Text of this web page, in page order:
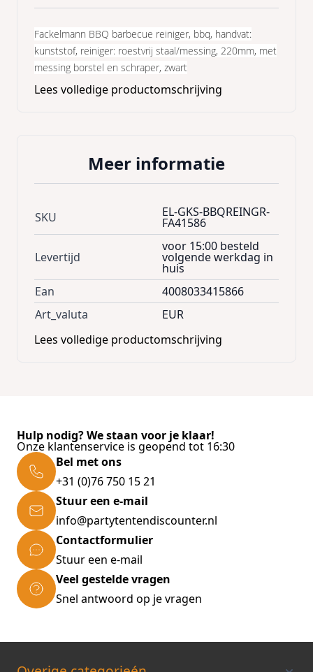
Fackelmann BBQ barbecue reiniger, bbq, handvat:
kunststof, reiniger: roestvrij staal/messing, 220mm, met
messing borstel en schraper, zwart
Lees volledige productomschrijving
Meer informatie
SKU EL-GKS-BBQREINGR-
FA41586
Levertijd
voor 15:00 besteld
volgende werkdag in
huis
Ean
4008033415866
Art_valuta
EUR
Lees volledige productomschrijving
Hulp nodig? We staan voor je klaar!
Onze klantenservice is geopend tot 16:30
Bel met ons
+31 (0)76 750 15 21
Stuur een e-mail
info@partytentendiscounter.nl
Contactformulier
Stuur een e-mail
Veel gestelde vragen
Snel antwoord op je vragen